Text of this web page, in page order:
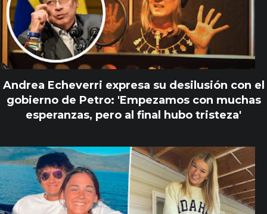
Andrea Echeverri expresa su desilusión con el
gobierno de Petro: 'Empezamos con muchas
esperanzas, pero al final hubo tristeza'